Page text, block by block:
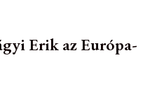
Erik az Európa-